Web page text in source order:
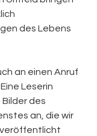
des Lebens
an einen Anruf
Leserin
des
an, die wir